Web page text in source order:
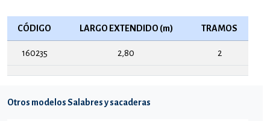
CÓDIGO LARGO EXTENDIDO (m) TRAMOS
160235 2,80 2
Otros modelos Salabres y sacaderas